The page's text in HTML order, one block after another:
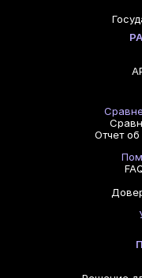
Отчет